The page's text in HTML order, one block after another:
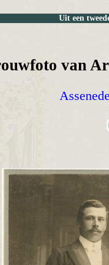
Uit een
van
Assenede